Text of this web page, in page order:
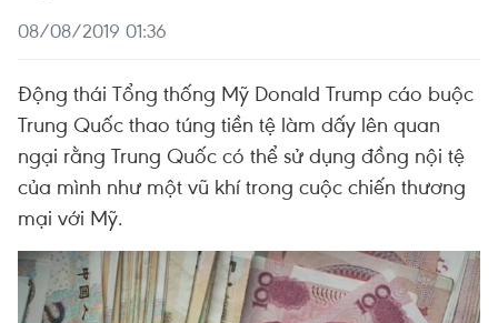
08/08/2019 01:36
Động thái Tổng thống Mỹ Donald Trump cáo buộc
Trung Quốc thao túng tiền tệ làm dấy lên quan
ngại rằng Trung Quốc có thể sử dụng đồng nội tệ
của mình như một vũ khí trong cuộc chiến thương
mại với Mỹ.